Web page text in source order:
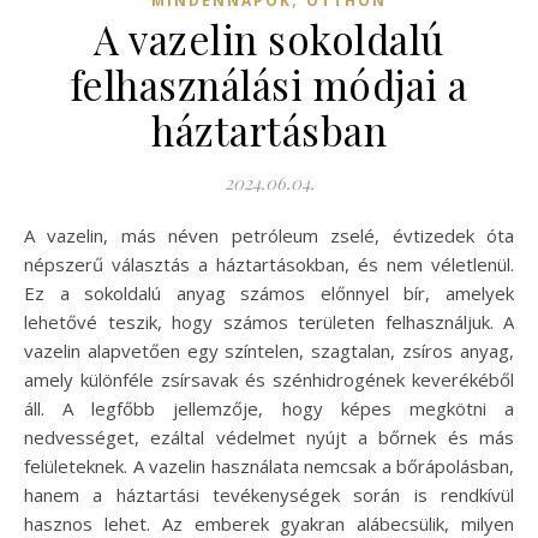
A vazelin sokoldalú
felhasználási módjai a
háztartásban
2024.06.04.
A vazelin, más néven petróleum zselé, évtizedek óta
népszerű választás a háztartásokban, és nem véletlenül.
Ez a sokoldalú anyag számos előnnyel bír, amelyek
lehetővé teszik, hogy számos területen felhasználjuk. A
vazelin alapvetően egy színtelen, szagtalan, zsíros anyag,
amely különféle zsírsavak és szénhidrogének keverékéből
áll. A legfőbb jellemzője, hogy képes megkötni a
nedvességet, ezáltal védelmet nyújt a bőrnek és más
felületeknek. A vazelin használata nemcsak a bőrápolásban,
hanem a háztartási tevékenységek során is rendkívül
hasznos lehet. Az emberek gyakran alábecsülik, milyen